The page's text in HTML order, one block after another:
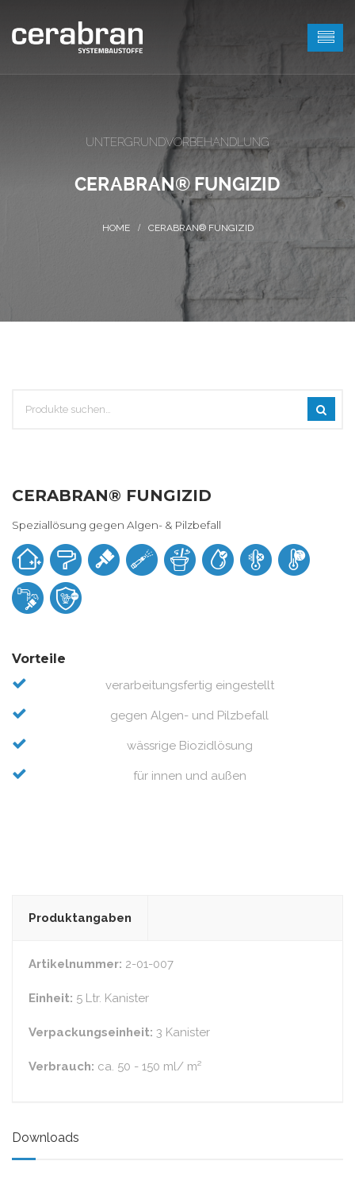
UNTERGRUNDVORBEHANDLUNG
CERABRAN® FUNGIZID
CERABRAN® FUNGIZID
CERABRAN® FUNGIZID
Speziallösung gegen Algen- & Pilzbefall
Vorteile
verarbeitungsfertig eingestellt
gegen Algen- und Pilzbefall
wässrige Biozidlösung
für innen und außen
Produktangaben
Artikelnummer: 2-01-007
Einheit: 5 Ltr. Kanister
Verpackungseinheit: 3 Kanister
Verbrauch: ca. 50 - 150 ml/ m²
Downloads